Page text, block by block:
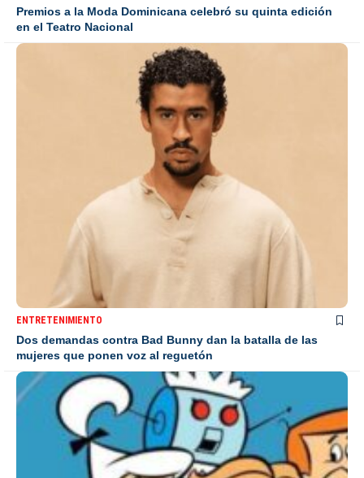
Premios a la Moda Dominicana celebró su quinta edición
en el Teatro Nacional
ENTRETENIMIENTO
Dos demandas contra Bad Bunny dan la batalla de las
mujeres que ponen voz al reguetón